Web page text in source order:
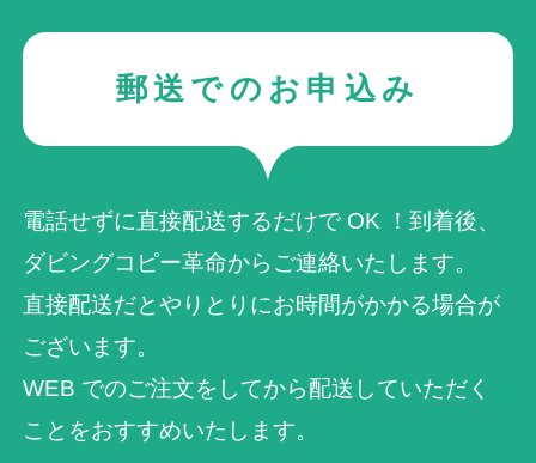
郵送でのお申込み
電話せずに直接配送するだけで OK ！到着後、
ダビングコピー革命からご連絡いたします。
直接配送だとやりとりにお時間がかかる場合が
ございます。
WEB でのご注⽂をしてから配送していただく
ことをおすすめいたします。